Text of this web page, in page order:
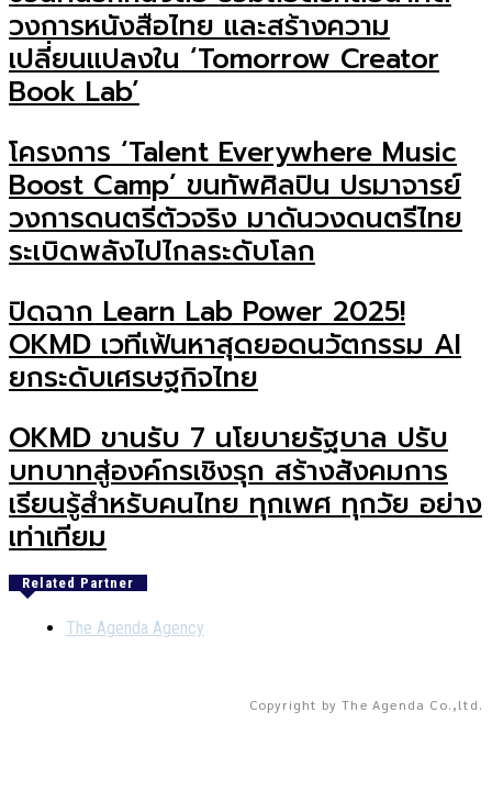
วงการหนังสือไทย และสร้างความ
เปลี่ยนแปลงใน ‘Tomorrow Creator
Book Lab’
โครงการ ‘Talent Everywhere Music
Boost Camp’ ขนทัพศิลปิน ปรมาจารย์
วงการดนตรีตัวจริง มาดันวงดนตรีไทย
ระเบิดพลังไปไกลระดับโลก
ปิดฉาก Learn Lab Power 2025!
OKMD เวทีเฟ้นหาสุดยอดนวัตกรรม AI
ยกระดับเศรษฐกิจไทย
OKMD ขานรับ 7 นโยบายรัฐบาล ปรับ
บทบาทสู่องค์กรเชิงรุก สร้างสังคมการ
เรียนรู้สำหรับคนไทย ทุกเพศ ทุกวัย อย่าง
เท่าเทียม
Related Partner
The Agenda Agency
Copyright by The Agenda Co.,ltd.